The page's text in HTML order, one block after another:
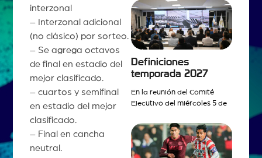
interzonal
– Interzonal adicional
(no clásico) por sorteo.
– Se agrega octavos
de final en estadio del
mejor clasificado.
– cuartos y semifinal
en estadio del mejor
clasificado.
– Final en cancha
neutral.
Definiciones
temporada 2027
En la reunión del Comité
Ejecutivo del miércoles 5 de